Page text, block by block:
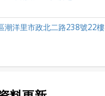
潮洋里市政北二路238號22樓